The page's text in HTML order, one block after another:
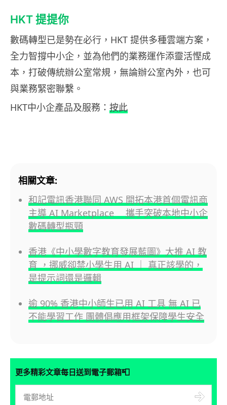
HKT 提提你
數碼轉型已是勢在必行，HKT 提供多種雲端方案，
全力智撐中小企，並為他們的業務運作添靈活慳成
本，打破傳統辦公室常規，無論辦公室內外，也可
與業務緊密聯繫。
HKT中小企產品及服務： 按此
相關文章:
和記電訊香港聯同 AWS 開拓本港首個電訊商
主導 AI Marketplace 攜手突破本地中小企
數碼轉型瓶頸
香港《中小學數字教育發展藍圖》大推 AI 教
育 ，挪威卻禁小學生用 AI ｜ 真正該學的，
是提示詞還是邏輯
逾 90% 香港中小師生已用 AI 工具 無 AI 已
不能學習工作 團體倡應用框架保障學生安全
更多精彩文章每日送到電子郵箱📮